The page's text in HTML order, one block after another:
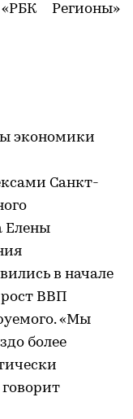
Регионы»
экономики
Санкт-
Елены
в начале
ВВП
«Мы
более